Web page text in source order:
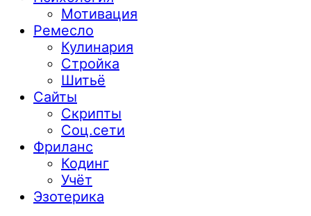
Мотивация
Ремесло
Кулинария
Стройка
Шитьё
Сайты
Скрипты
Соц.сети
Фриланс
Кодинг
Учёт
Эзотерика